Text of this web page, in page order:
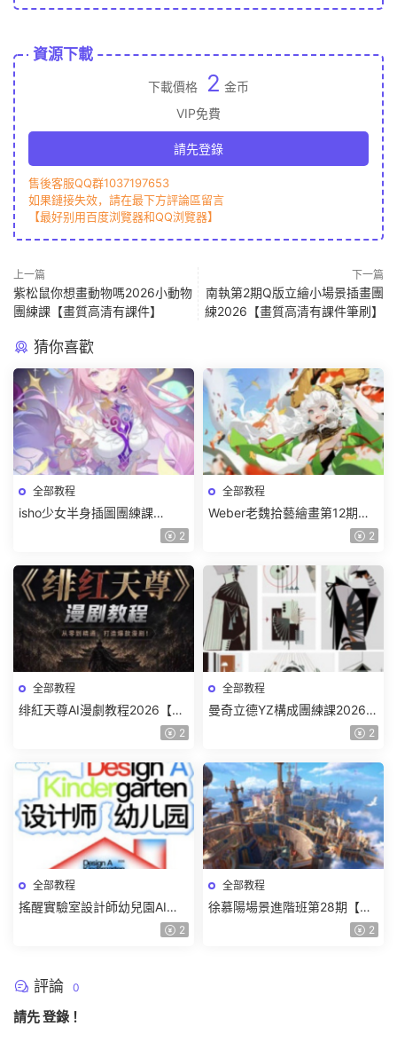
資源下載
下載價格 2 金币
VIP免費
請先登錄
售後客服QQ群1037197653
如果鏈接失效，請在最下方評論區留言
【最好别用百度浏覽器和QQ浏覽器】
上一篇
紫松鼠你想畫動物嗎2026小動物
團練課【畫質高清有課件】
下一篇
南執第2期Q版立繪小場景插畫團
練2026【畫質高清有課件筆刷】
猜你喜歡
全部教程
isho少女半身插圖團練課
2026【畫質高清隻有視頻】 2
全部教程
Weber老魏拾藝繪畫第12期角
色特訓班【畫質不錯隻有視
2
全部教程
绯紅天尊AI漫劇教程2026【畫
2
全部教程
曼奇立德YZ構成團練課2026年
8月已結課【畫質高清有課件】
2
全部教程
搖醒實驗室設計師幼兒園AI軟
件基礎課2025【畫質不錯有素
2
全部教程
徐慕陽場景進階班第28期【畫
2
評論 0
請先登錄 ！